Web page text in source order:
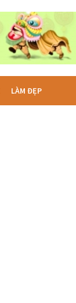
LÀM ĐẸP